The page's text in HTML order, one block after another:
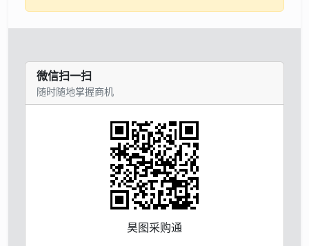
微信扫一扫
随时随地掌握商机
昊图采购通